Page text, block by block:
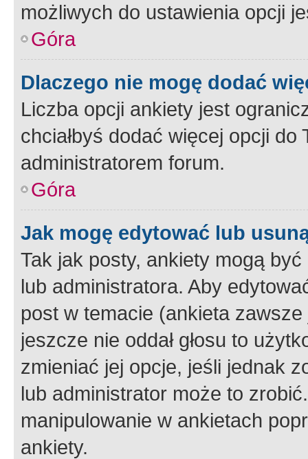
możliwych do ustawienia opcji
Góra
Dlaczego nie mogę dodać
Liczba opcji ankiety jest
chciałbyś dodać więcej opcji
administratorem forum.
Góra
Jak mogę edytować lub
Tak jak posty, ankiety mogą
lub administratora. Aby
post w temacie (ankieta
jeszcze nie oddał głosu to
zmieniać jej opcje, jeśli jednak
lub administrator może to
manipulowanie w ankietach
ankiety.